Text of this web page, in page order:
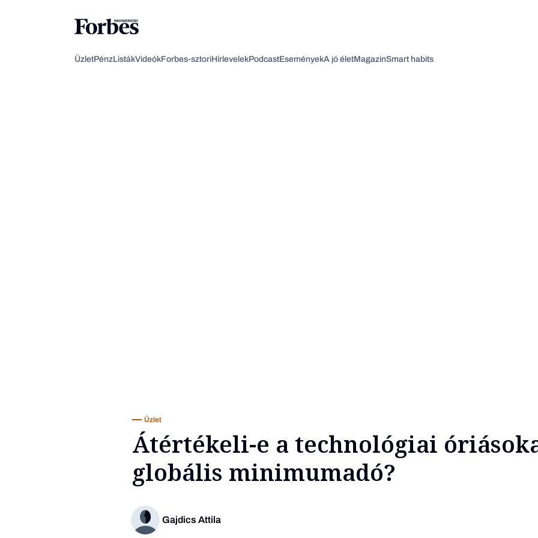
ÜzletPénzListákVideókForbes-sztoriHírlevelekPodcastEseményekA jó életMagazinSmart habits
Üzlet
Átértékeli-e a technológiai
globális minimumadó?
Gajdics Attila